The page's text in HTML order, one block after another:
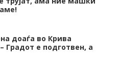
доаѓа во Крива
Градот е подготвен, а